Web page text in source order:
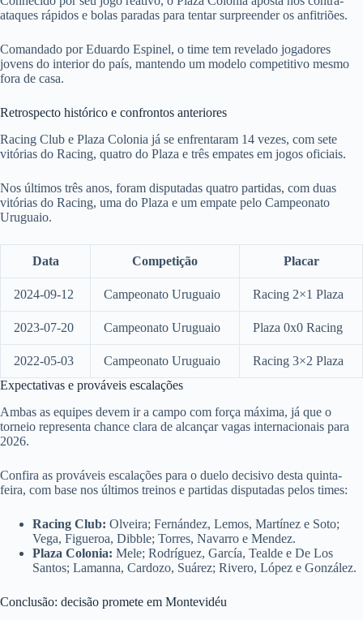
ataques rápidos e bolas paradas para tentar surpreender os anfitriões.
Comandado por Eduardo Espinel, o time tem revelado jogadores
jovens do interior do país, mantendo um modelo competitivo mesmo
fora de casa.
Retrospecto histórico e confrontos anteriores
Racing Club e Plaza Colonia já se enfrentaram 14 vezes, com sete
vitórias do Racing, quatro do Plaza e três empates em jogos oficiais.
Nos últimos três anos, foram disputadas quatro partidas, com duas
vitórias do Racing, uma do Plaza e um empate pelo Campeonato
Uruguaio.
Data Competição Placar
2024-09-12 Campeonato Uruguaio Racing 2×1 Plaza
2023-07-20 Campeonato Uruguaio Plaza 0x0 Racing
2022-05-03 Campeonato Uruguaio
Racing 3×2 Plaza
Expectativas e prováveis escalações
Ambas as equipes devem ir a campo com força máxima, já que o
torneio representa chance clara de alcançar vagas internacionais para
2026.
Confira as prováveis escalações para o duelo decisivo desta quinta-
feira, com base nos últimos treinos e partidas disputadas pelos times:
Racing Club: Olveira; Fernández, Lemos, Martínez e Soto;
Vega, Figueroa, Dibble; Torres, Navarro e Mendez.
Plaza Colonia: Mele; Rodríguez, García, Tealde e De Los
Santos; Lamanna, Cardozo, Suárez; Rivero, López e González.
Conclusão: decisão promete em Montevidéu